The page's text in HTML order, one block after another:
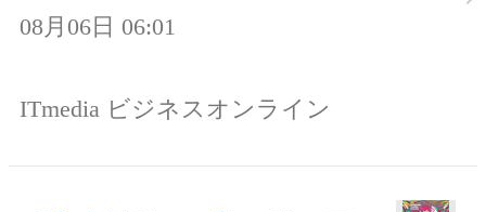
08月06日 06:01
ITmedia ビジネスオンライン